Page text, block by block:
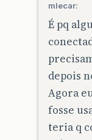
mlecar:
É pq
depois
Agora
fosse
teria q